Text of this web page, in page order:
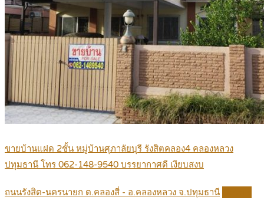
ขายบ้านแฝด 2ชั้น หมู่บ้านศุภาลัยบุรี รังสิตคลอง4 คลองหลวง
ปทุมธานี โทร 062-148-9540 บรรยากาศดี เงียบสงบ
ถนนรังสิต-นครนายก ต.คลองสี่ - อ.คลองหลวง จ.ปทุมธานี